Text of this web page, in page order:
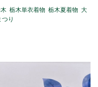
栃木単衣着物 栃木夏着物 大
り